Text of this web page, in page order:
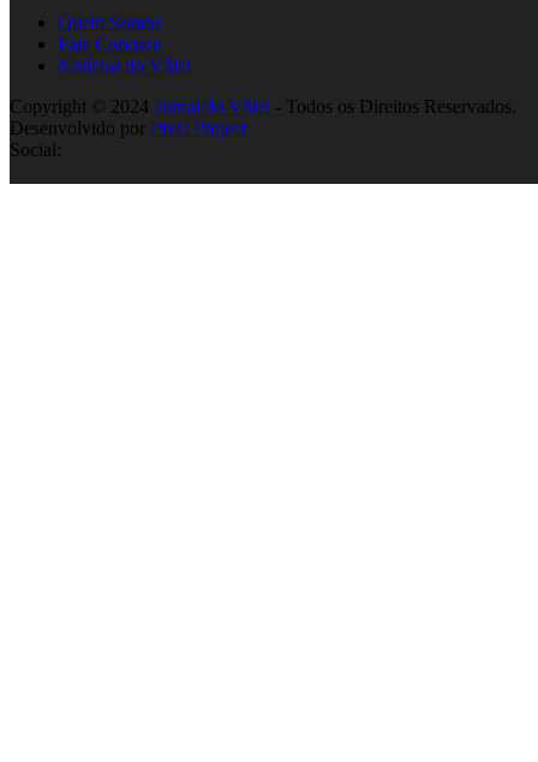
Quem Somos
Fale Conosco
Notícias do Vôlei
Copyright © 2024 Jornal do Vôlei - Todos os Direitos Reservados.
Desenvolvido por Pixel Project
Social: